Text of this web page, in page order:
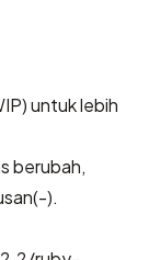
untuk lebih
berubah,
).